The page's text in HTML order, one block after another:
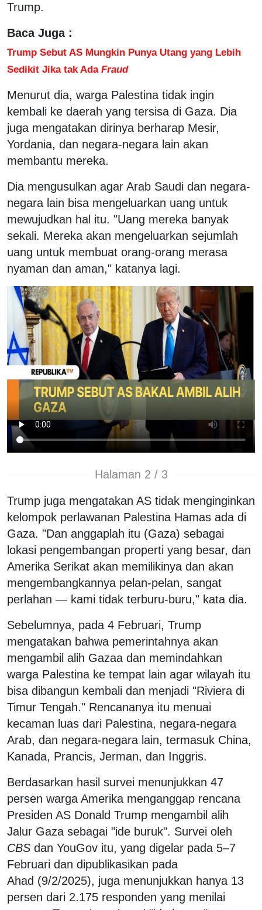
Trump.
Baca Juga :
Trump Sebut AS Mungkin Punya Utang yang Lebih
Sedikit Jika tak Ada Fraud
Menurut dia, warga Palestina tidak ingin
kembali ke daerah yang tersisa di Gaza. Dia
juga mengatakan dirinya berharap Mesir,
Yordania, dan negara-negara lain akan
membantu mereka.
Dia mengusulkan agar Arab Saudi dan negara-
negara lain bisa mengeluarkan uang untuk
mewujudkan hal itu. "Uang mereka banyak
sekali. Mereka akan mengeluarkan sejumlah
uang untuk membuat orang-orang merasa
nyaman dan aman," katanya lagi.
Halaman 2 / 3
Trump juga mengatakan AS tidak menginginkan
kelompok perlawanan Palestina Hamas ada di
Gaza. "Dan anggaplah itu (Gaza) sebagai
lokasi pengembangan properti yang besar, dan
Amerika Serikat akan memilikinya dan akan
mengembangkannya pelan-pelan, sangat
perlahan — kami tidak terburu-buru," kata dia.
Sebelumnya, pada 4 Februari, Trump
mengatakan bahwa pemerintahnya akan
mengambil alih Gazaa dan memindahkan
warga Palestina ke tempat lain agar wilayah itu
bisa dibangun kembali dan menjadi "Riviera di
Timur Tengah." Rencananya itu menuai
kecaman luas dari Palestina, negara-negara
Arab, dan negara-negara lain, termasuk China,
Kanada, Prancis, Jerman, dan Inggris.
Berdasarkan hasil survei menunjukkan 47
persen warga Amerika menganggap rencana
Presiden AS Donald Trump mengambil alih
Jalur Gaza sebagai "ide buruk". Survei oleh
CBS dan YouGov itu, yang digelar pada 5–7
Februari dan dipublikasikan pada
Ahad (9/2/2025), juga menunjukkan hanya 13
persen dari 2.175 responden yang menilai